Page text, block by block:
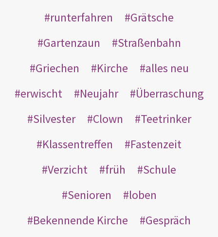
runterfahren
Grätsche
Gartenzaun
Straßenbahn
Griechen
Kirche
alles neu
erwischt
Neujahr
Überraschung
Silvester
Clown
Teetrinker
Klassentreffen
Fastenzeit
Verzicht
früh
Schule
Senioren
loben
Bekennende Kirche
Gespräch